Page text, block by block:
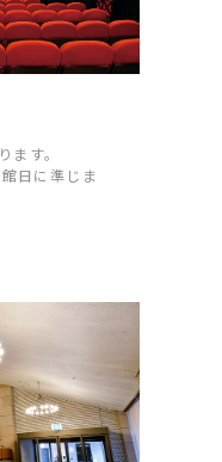
ます。
日に準じま